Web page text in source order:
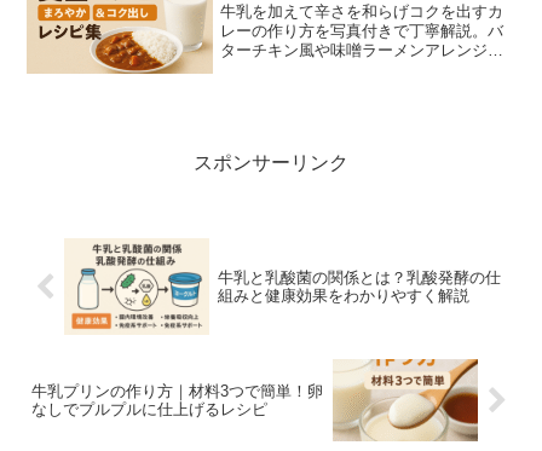
牛乳を加えて辛さを和らげコクを出すカ
レーの作り方を写真付きで丁寧解説。バ
ターチキン風や味噌ラーメンアレンジ、
スポンサーリンク
牛乳と乳酸菌の関係とは？乳酸発酵の仕
組みと健康効果をわかりやすく解説
牛乳プリンの作り方｜材料3つで簡単！卵
なしでプルプルに仕上げるレシピ